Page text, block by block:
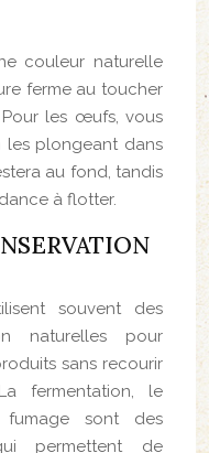
couleur naturelle
ferme au toucher
les œufs, vous
les plongeant dans
au fond, tandis
à flotter.
souvent des
naturelles pour
sans recourir
fermentation, le
sont des
permettent de